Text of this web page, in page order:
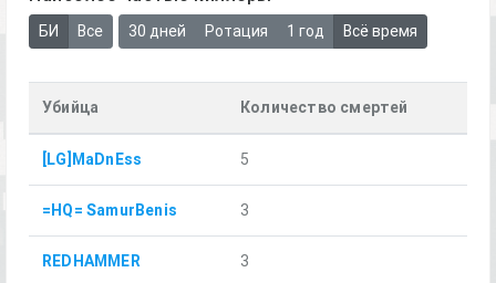
БИ Все 30 дней Ротация 1 год Всё время
Убийца Количество смертей
[LG]MaDnEss 5
=HQ= SamurBenis 3
REDHAMMER 3